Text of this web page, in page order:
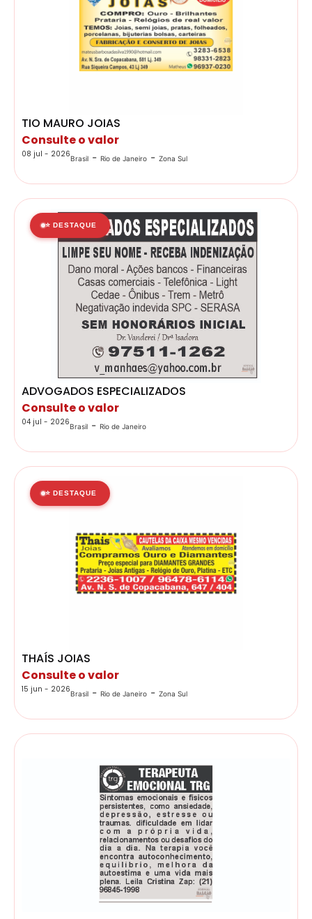
TIO MAURO JOIAS
Consulte o valor
08 jul - 2026Brasil - Rio de Janeiro - Zona Sul
⭐ DESTAQUE
ADVOGADOS ESPECIALIZADOS
Consulte o valor
04 jul - 2026Brasil - Rio de Janeiro
⭐ DESTAQUE
THAÍS JOIAS
Consulte o valor
15 jun - 2026Brasil - Rio de Janeiro - Zona Sul